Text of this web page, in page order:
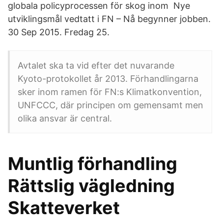
globala policyprocessen för skog inom Nye
utviklingsmål vedtatt i FN – Nå begynner jobben.
30 Sep 2015. Fredag 25.
Avtalet ska ta vid efter det nuvarande
Kyoto-protokollet år 2013. Förhandlingarna
sker inom ramen för FN:s Klimatkonvention,
UNFCCC, där principen om gemensamt men
olika ansvar är central.
Muntlig förhandling
Rättslig vägledning
Skatteverket